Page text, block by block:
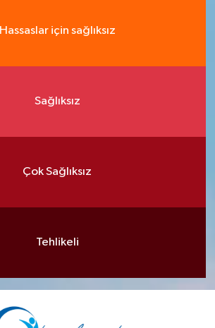
Hassaslar için sağlıksız
Sağlıksız
Çok Sağlıksız
Tehlikeli